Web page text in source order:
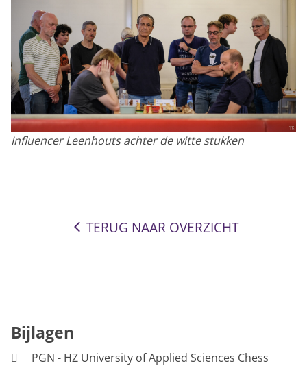
Influencer Leenhouts achter de witte stukken
TERUG NAAR OVERZICHT
Bijlagen
PGN - HZ University of Applied Sciences Chess